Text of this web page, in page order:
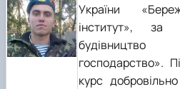
України
інститут», за
господарство».
курс